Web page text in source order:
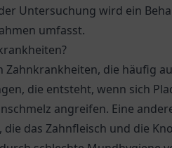
Untersuchung wird ein
umfasst.
Zahnkrankheiten, die häufig
die entsteht, wenn sich
angreifen. Eine
das Zahnfleisch und die